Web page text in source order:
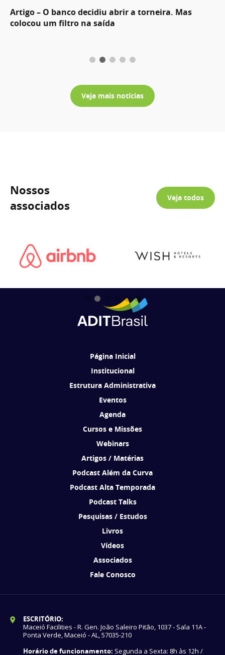
Artigo – O banco decidiu abrir a torneira. Mas
colocou um filtro na saída
Veja mais notícias
Nossos
associados
Veja todos
Página Inicial
Institucional
Estrutura Administrativa
Eventos
Agenda
Cursos e Missões
Webinars
Artigos / Matérias
Podcast Além da Curva
Podcast Alta Temporada
Podcast Talks
Pesquisas / Estudos
Livros
Vídeos
Associados
Fale Conosco
ESCRITÓRIO:
Maceió Facilities - R. Gen. João Saleiro Pitão, 1037 - Sala 11A -
Ponta Verde, Maceió - AL, 57035-210
Horário de funcionamento: Segunda a Sexta: 8h às 12h /